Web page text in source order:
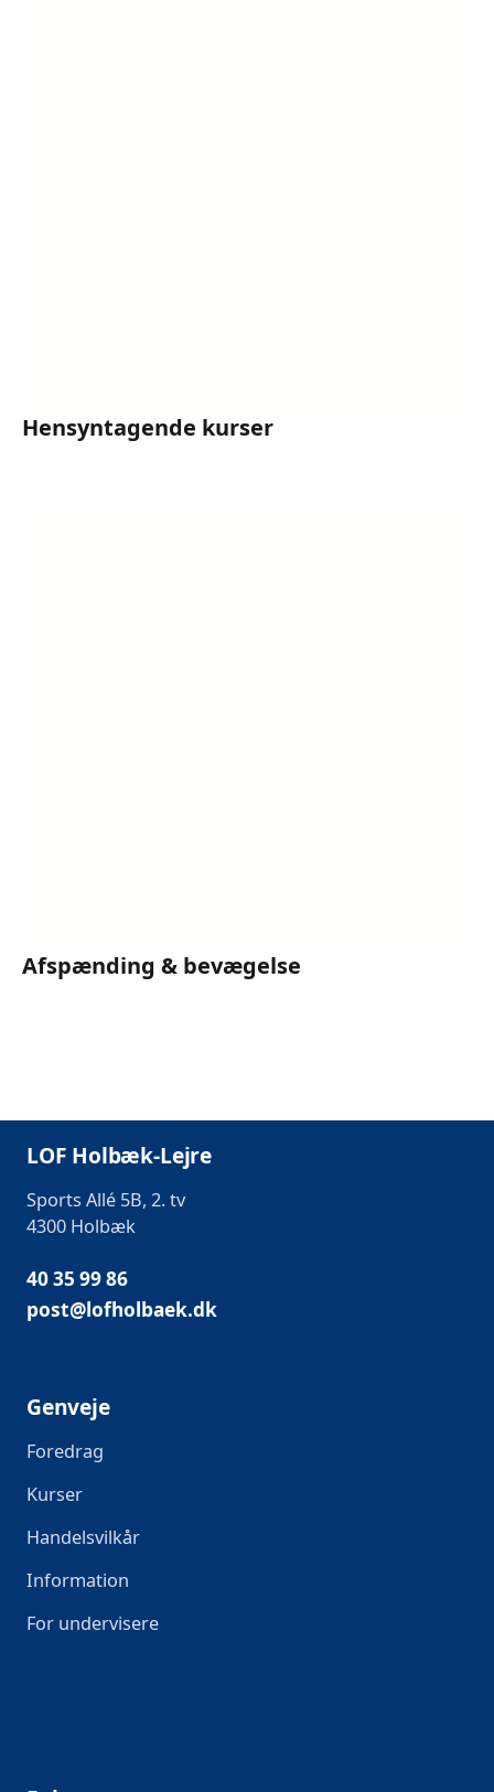
Hensyntagende kurser
Afspænding & bevægelse
LOF Holbæk-Lejre
Sports Allé 5B, 2. tv
4300 Holbæk
40 35 99 86
post@lofholbaek.dk
Genveje
Foredrag
Kurser
Handelsvilkår
Information
For undervisere